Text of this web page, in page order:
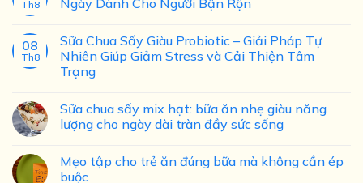
Th8
Ngày Dành Cho Người Bận Rộn
08
Th8
Sữa Chua Sấy Giàu Probiotic – Giải Pháp Tự
Nhiên Giúp Giảm Stress và Cải Thiện Tâm
Trạng
Sữa chua sấy mix hạt: bữa ăn nhẹ giàu năng
lượng cho ngày dài tràn đầy sức sống
Mẹo tập cho trẻ ăn đúng bữa mà không cần ép
buộc